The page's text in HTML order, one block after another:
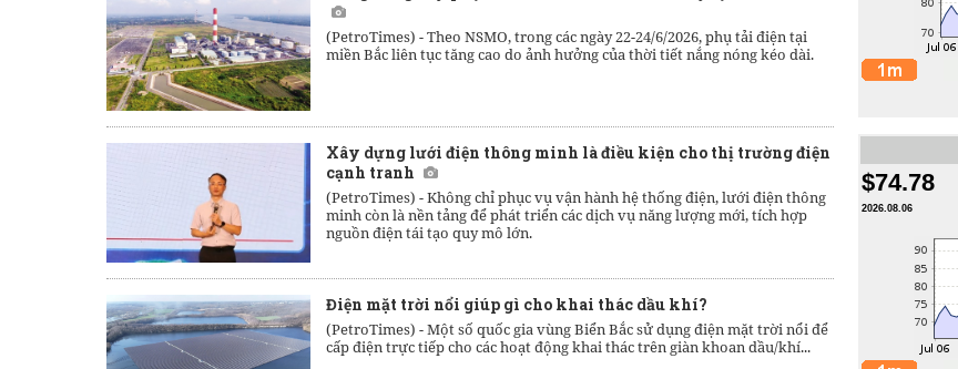
(PetroTimes) -Theo NSMO, trong các ngày 22-24/6/2026, phụ tải điện tại
miền Bắc liên tục tăng cao do ảnh hưởng của thời tiết nắng nóng kéo dài.
Xây dựng lưới điện thông minh là điều kiện cho thị trường điện
cạnh tranh
(PetroTimes) -Không chỉ phục vụ vận hành hệ thống điện, lưới điện thông
minh còn là nền tảng để phát triển các dịch vụ năng lượng mới, tích hợp
nguồn điện tái tạo quy mô lớn.
Điện mặt trời nổi giúp gì cho khai thác dầu khí?
(PetroTimes) -Một số quốc gia vùng Biển Bắc sử dụng điện mặt trời nổi để
cấp điện trực tiếp cho các hoạt động khai thác trên giàn khoan dầu/khí...
$74.78
2026.08.06